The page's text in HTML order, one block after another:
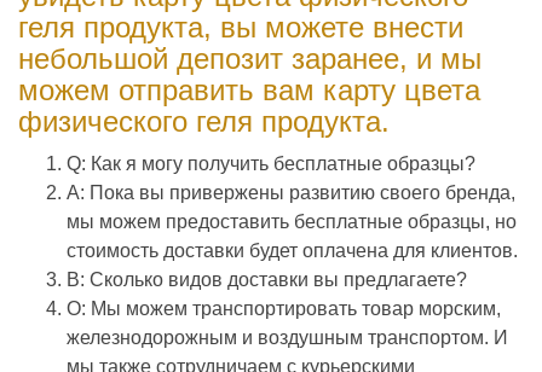
геля продукта, вы можете внести
небольшой депозит заранее, и мы
можем отправить вам карту цвета
физического геля продукта.
Q: Как я могу получить бесплатные образцы?
A: Пока вы привержены развитию своего бренда,
мы можем предоставить бесплатные образцы, но
стоимость доставки будет оплачена для клиентов.
В: Сколько видов доставки вы предлагаете?
О: Мы можем транспортировать товар морским,
железнодорожным и воздушным транспортом. И
мы также сотрудничаем с курьерскими